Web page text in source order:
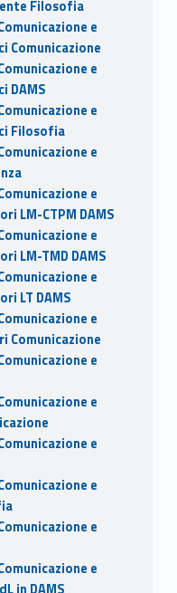
Filosofia
e
Comunicazione
e
DAMS
e
Filosofia
e
e
LM-CTPM DAMS
e
LM-TMD DAMS
e
LT DAMS
e
Comunicazione
e
e
e
e
e
e